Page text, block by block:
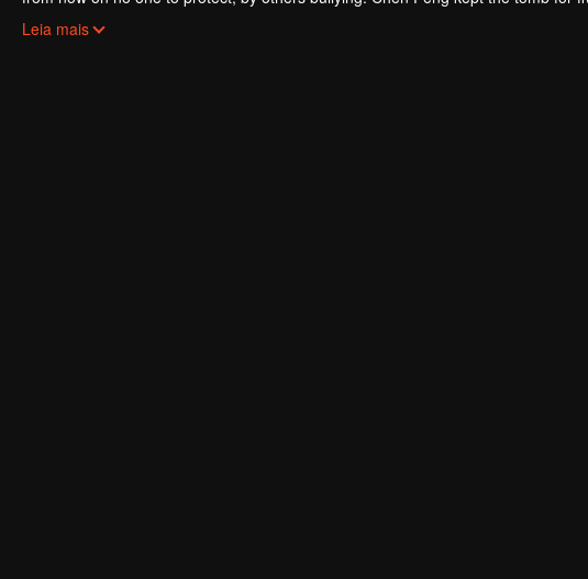
the master left the supreme dragon blood, mysterious ancient tripod. From then
Leia mais